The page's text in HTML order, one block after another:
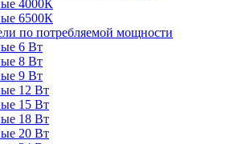
4000К
6500К
по потребляемой мощности
6 Вт
8 Вт
9 Вт
12 Вт
15 Вт
18 Вт
20 Вт